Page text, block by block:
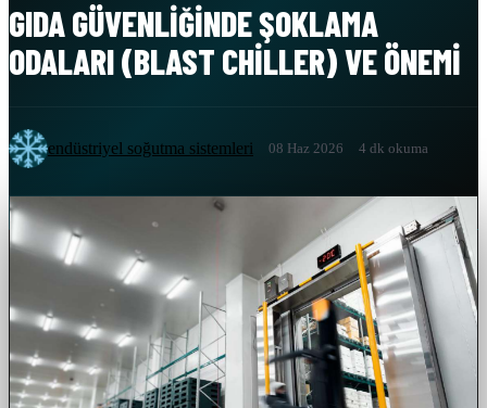
GIDA GÜVENLIĞINDE ŞOKLAMA
ODALARI (BLAST CHILLER) VE ÖNEMI
endüstriyel soğutma sistemleri 08 Haz 2026 4 dk okuma